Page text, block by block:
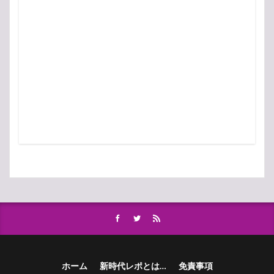
ホーム 新時代レポとは… 免責事項